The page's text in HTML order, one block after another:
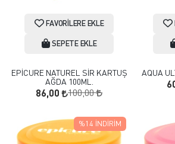
FAVORILERE EKLE
SEPETE EKLE
EPİCURE NATUREL SİR KARTUŞ
AĞDA 100ML.
86,00 100,00
AQUA
%14 İNDIRIM